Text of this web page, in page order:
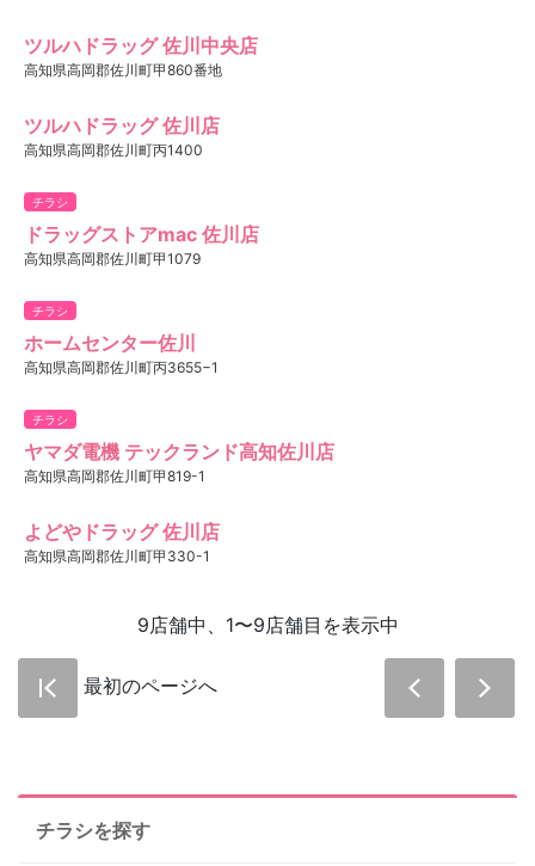
ツルハドラッグ 佐川中央店
高知県高岡郡佐川町甲860番地
ツルハドラッグ 佐川店
高知県高岡郡佐川町丙1400
チラシ
ドラッグストアmac 佐川店
高知県高岡郡佐川町甲1079
チラシ
ホームセンター佐川
高知県高岡郡佐川町丙3655−1
チラシ
ヤマダ電機 テックランド高知佐川店
高知県高岡郡佐川町甲819-1
よどやドラッグ 佐川店
高知県高岡郡佐川町甲330-1
9店舗中、1〜9店舗目を表示中
最初のページへ
チラシを探す